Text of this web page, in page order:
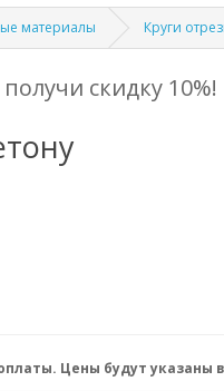
материалы Круги
скидку 10%!
Цены будут указаны